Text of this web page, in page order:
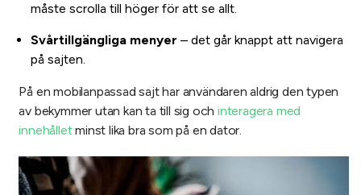
måste scrolla till höger för att se allt.
Svårtillgängliga menyer – det går knappt att navigera
på sajten.
På en mobilanpassad sajt har användaren aldrig den typen
av bekymmer utan kan ta till sig och interagera med
innehålletminst lika bra som på en dator.